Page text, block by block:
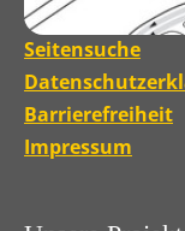
Seitensuche
Barrierefreiheit
Impressum